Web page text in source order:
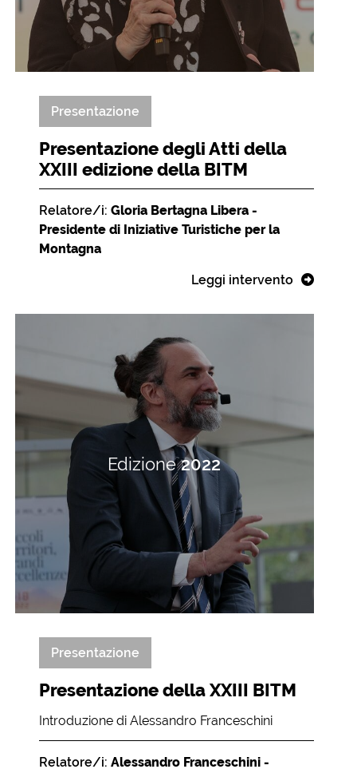
Presentazione
Presentazione degli Atti della
XXIII edizione della BITM
Relatore/i: Gloria Bertagna Libera -
Presidente di Iniziative Turistiche per la
Montagna
Leggi intervento
Edizione2022
Presentazione
Presentazione della XXIII BITM
Introduzione di Alessandro Franceschini
Relatore/i: Alessandro Franceschini -